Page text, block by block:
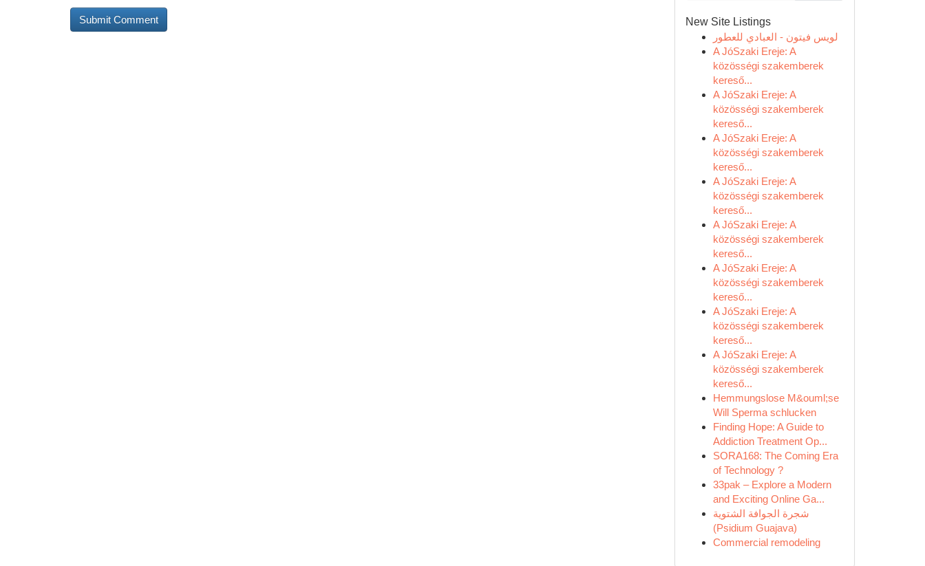
New Site Listings
لويس فيتون - العبادي للعطور
A JóSzaki Ereje: A
közösségi szakemberek
kereső...
A JóSzaki Ereje: A
közösségi szakemberek
kereső...
A JóSzaki Ereje: A
közösségi szakemberek
kereső...
A JóSzaki Ereje: A
közösségi szakemberek
kereső...
A JóSzaki Ereje: A
közösségi szakemberek
kereső...
A JóSzaki Ereje: A
közösségi szakemberek
kereső...
A JóSzaki Ereje: A
közösségi szakemberek
kereső...
A JóSzaki Ereje: A
közösségi szakemberek
kereső...
Hemmungslose M&ouml;se
Will Sperma schlucken
Finding Hope: A Guide to
Addiction Treatment Op...
SORA168: The Coming Era
of Technology ?
33pak – Explore a Modern
and Exciting Online Ga...
شجرة الجوافة الشتوية
(Psidium Guajava)
Commercial remodeling